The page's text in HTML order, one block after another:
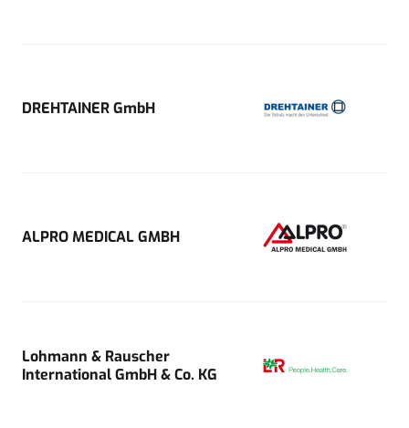
DREHTAINER GmbH
ALPRO MEDICAL GMBH
Lohmann & Rauscher
International GmbH & Co. KG